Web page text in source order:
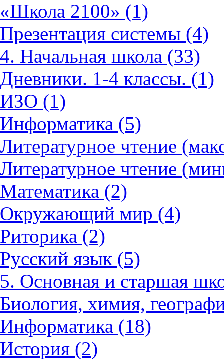
«Школа 2100» (1)
Презентация системы (4)
4. Начальная школа (33)
Дневники. 1-4 классы. (1)
ИЗО (1)
Информатика (5)
Литературное чтение
Литературное чтение
Математика (2)
Окружающий мир (4)
Риторика (2)
Русский язык (5)
5. Основная и старшая
Биология, химия,
Информатика (18)
История (2)